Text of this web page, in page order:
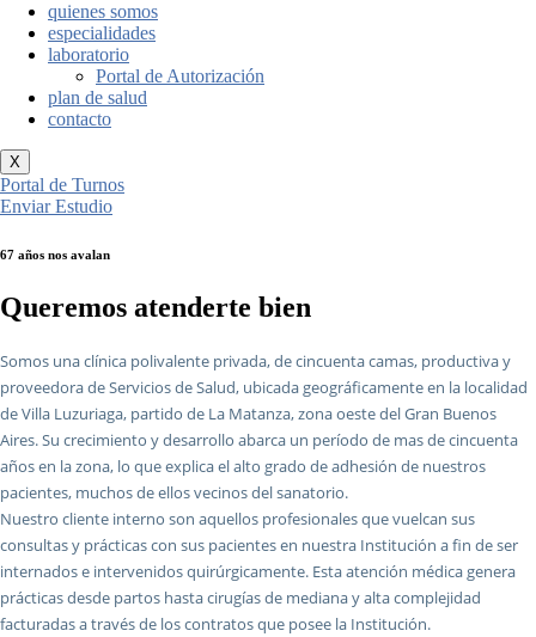
quienes somos
especialidades
laboratorio
Portal de Autorización
plan de salud
contacto
X
Portal de Turnos
Enviar Estudio
67 años nos avalan
Queremos atenderte bien
Somos una clínica polivalente privada, de cincuenta camas, productiva y
proveedora de Servicios de Salud, ubicada geográficamente en la localidad
de Villa Luzuriaga, partido de La Matanza, zona oeste del Gran Buenos
Aires. Su crecimiento y desarrollo abarca un período de mas de cincuenta
años en la zona, lo que explica el alto grado de adhesión de nuestros
pacientes, muchos de ellos vecinos del sanatorio.
Nuestro cliente interno son aquellos profesionales que vuelcan sus
consultas y prácticas con sus pacientes en nuestra Institución a fin de ser
internados e intervenidos quirúrgicamente. Esta atención médica genera
prácticas desde partos hasta cirugías de mediana y alta complejidad
facturadas a través de los contratos que posee la Institución.